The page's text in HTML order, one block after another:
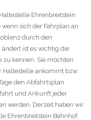
Ehrenbreitstein
sich der Fahrplan an
durch den
ist es wichtig die
zu kennen. Sie möchten
Haltestelle ankommt bzw.
den Abfahrtsplan
und Ankunft jeder
werden. Derzeit haben wir
Ehrenbreitstein Bahnhof,